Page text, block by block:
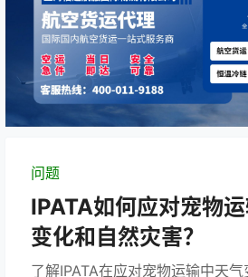
问题
IPATA如何应对宠物
变化和自然灾害？
了解IPATA在应对宠物运输中天